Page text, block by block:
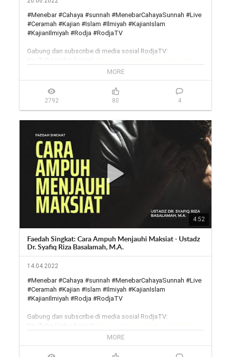
#Menebar #Cahaya #sunnah #MenebarCahayaSunnah #Live
#Ceramah #Kajian #Islam #Ilmiyah #KajianIslam
#KajianIlmiyah #Rodja #RodjaTV
Gabung dan subscribe di media sosial RodjaTV:
YouTube (video kajian): https://www.youtube.com/rodjatv/
Facebook:
https://www.facebook.com/rodjatvoff...
Instagram:
https://www.instagram.com/rodjatv/
Twitter: https://twitter.com/rodjatv
https://t.me/rodjatv
___
Rodja TV melalui satelit:
Satelit Telkom 4,
Frekuensi: 3824,
Symbol Rate: 3636,
Polaritas: H (Horizontal)
Outlet rodja
https://wa.me/6281291888756
MORE
2792 80 4
4:52
Faedah Singkat: Cara Ampuh Menjauhi Maksiat - Ustadz
Dr. Syafiq Riza Basalamah, M.A.
14.04.2022
#Menebar #Cahaya #sunnah #MenebarCahayaSunnah #Live
#Ceramah #Kajian #Islam #Ilmiyah #KajianIslam
#KajianIlmiyah #Rodja #RodjaTV
Gabung dan subscribe di media sosial RodjaTV:
YouTube (video kajian): https://www.youtube.com/rodjatv/
Facebook:
https://www.facebook.com/rodjatvoff...
MORE